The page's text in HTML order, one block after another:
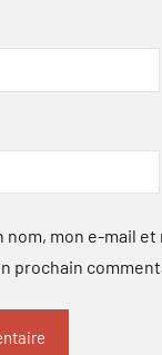
mon e-mail et
prochain